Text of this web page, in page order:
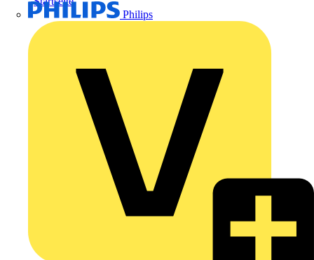
Philips